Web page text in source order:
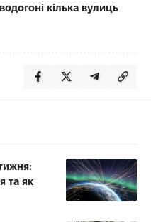
кілька вулиць
та як